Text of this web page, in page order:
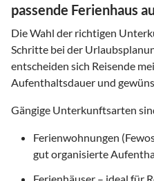
passende Ferienhaus
Die Wahl der richtigen
Schritte bei der
entscheiden sich Reisende
Aufenthaltsdauer und
Gängige Unterkunftsarten
Ferienwohnungen
gut organisierte